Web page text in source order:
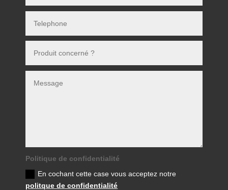
Politique de confidentialité
En cochant cette case vous acceptez notre
politque de confidentialité